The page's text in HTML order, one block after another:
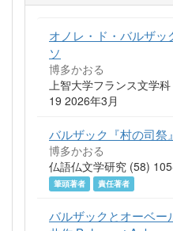
オノレ・ド・バルザッ
ソ
博多かおる
上智大学フランス文学
19 2026年3月
バルザック『村の司祭
博多かおる
仏語仏文学研究 (58)
筆頭著者
責任著者
バルザックとオーベー